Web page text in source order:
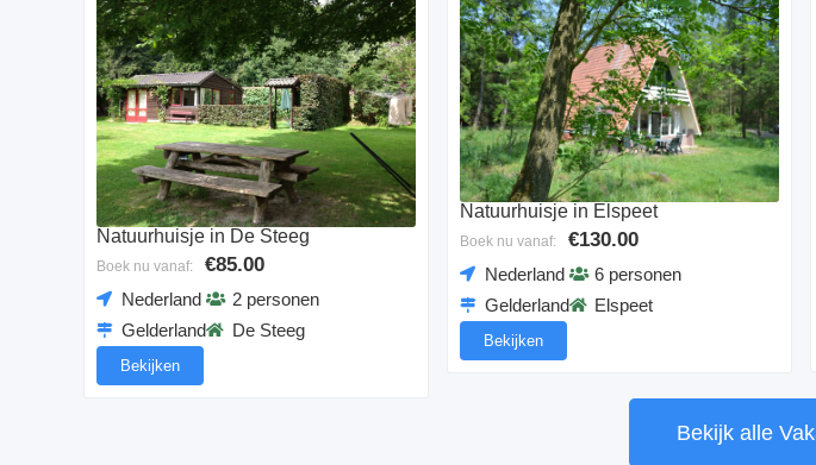
Natuurhuisje in De Steeg
Boek nu vanaf: €85.00
Nederland
Gelderland
2 personen
De Steeg
Bekijken
Natuurhuisje in Elspeet
Boek nu vanaf: €130.00
Nederland
Gelderland
6 personen
Elspeet
Bekijken
Bekijk alle